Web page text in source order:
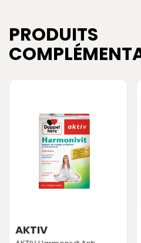
PRODUITS
AKTIV